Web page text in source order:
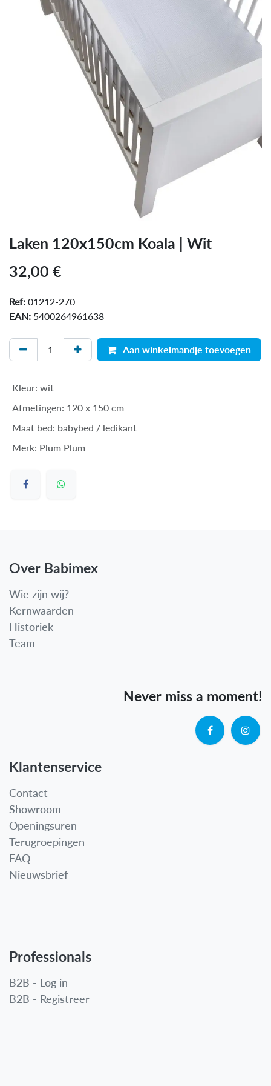
Laken 120x150cm Koala | Wit
32,00 €
Ref: 01212-270
EAN: 5400264961638
Aan winkelmandje toevoegen
Kleur: wit
Afmetingen: 120 x 150 cm
Maat bed: babybed / ledikant
Merk: Plum Plum
Over Babimex
Wie zijn wij?
Kernwaarden
Historiek
Team
Never miss a moment!
Klantenservice
Contact
Showroom
Openingsuren
Terugroepingen
FAQ
Nieuwsbrief
Professionals
B2B - Log in
B2B - Registreer